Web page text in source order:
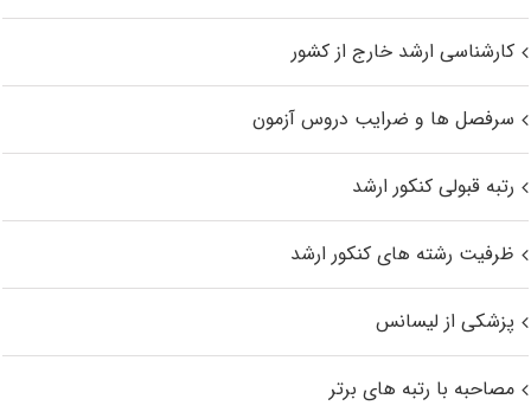
کارشناسی ارشد خارج از کشور
سرفصل ها و ضرایب دروس آزمون
رتبه قبولی کنکور ارشد
ظرفیت رشته های کنکور ارشد
پزشکی از لیسانس
مصاحبه با رتبه های برتر